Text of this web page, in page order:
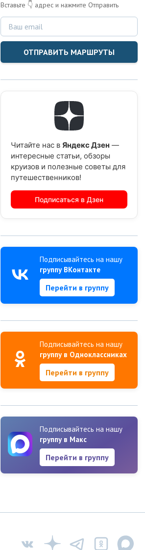
Вставьте 👇 адрес и нажмите Отправить
ОТПРАВИТЬ МАРШРУТЫ
Читайте нас в Яндекс Дзен —
интересные статьи, обзоры
круизов и полезные советы для
путешественников!
Подписаться в Дзен
Подписывайтесь на нашу
группу ВКонтакте
Перейти в группу
Подписывайтесь на нашу
группу в Одноклассниках
Перейти в группу
Подписывайтесь на нашу
группу в Макс
Перейти в группу